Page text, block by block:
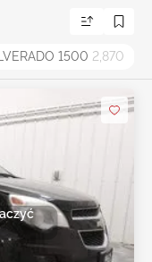
1500 2,870